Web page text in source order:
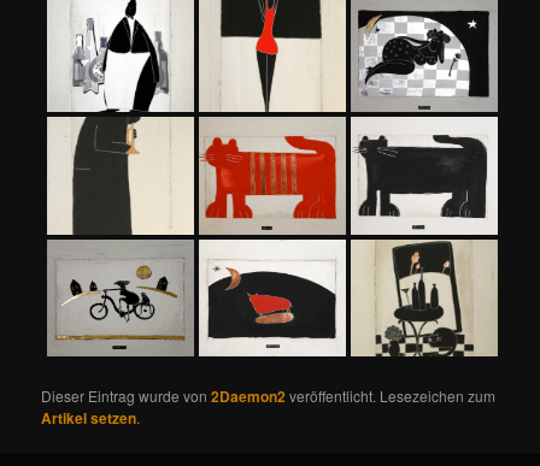
Dieser Eintrag wurde von2Daemon2veröffentlicht. Lesezeichen zum
Artikel setzen.